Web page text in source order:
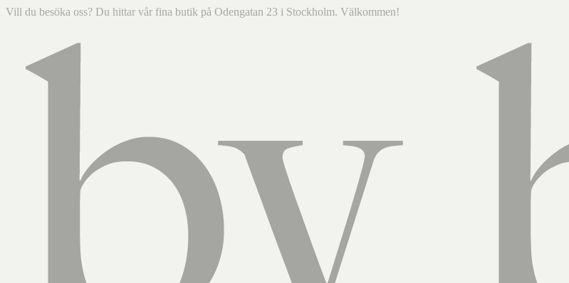
Vill du besöka oss? Du hittar vår fina butik på Odengatan 23 i Stockholm. Välkommen!